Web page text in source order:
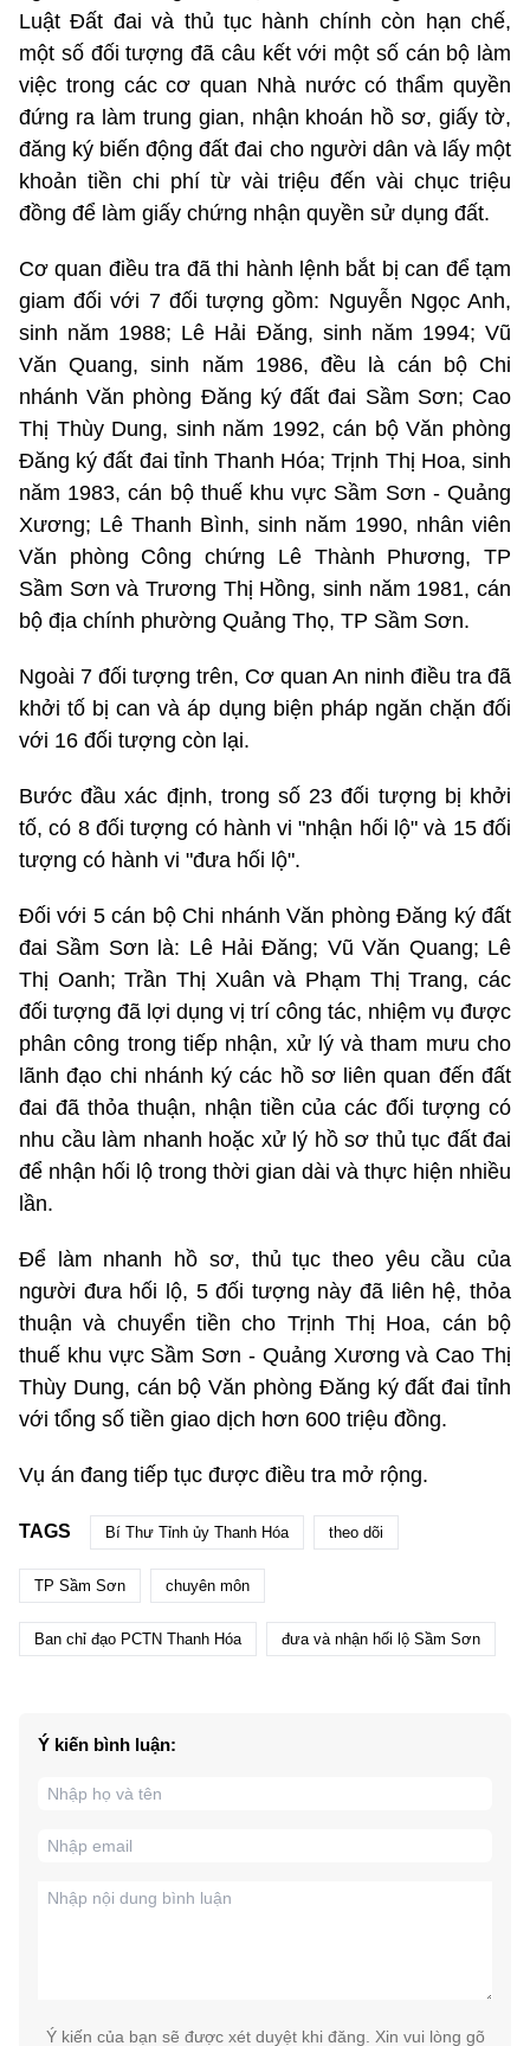
Luật Đất đai và thủ tục hành chính còn hạn chế,
một số đối tượng đã câu kết với một số cán bộ làm
việc trong các cơ quan Nhà nước có thẩm quyền
đứng ra làm trung gian, nhận khoán hồ sơ, giấy tờ,
đăng ký biến động đất đai cho người dân và lấy một
khoản tiền chi phí từ vài triệu đến vài chục triệu
đồng để làm giấy chứng nhận quyền sử dụng đất.
Cơ quan điều tra đã thi hành lệnh bắt bị can để tạm
giam đối với 7 đối tượng gồm: Nguyễn Ngọc Anh,
sinh năm 1988; Lê Hải Đăng, sinh năm 1994; Vũ
Văn Quang, sinh năm 1986, đều là cán bộ Chi
nhánh Văn phòng Đăng ký đất đai Sầm Sơn; Cao
Thị Thùy Dung, sinh năm 1992, cán bộ Văn phòng
Đăng ký đất đai tỉnh Thanh Hóa; Trịnh Thị Hoa, sinh
năm 1983, cán bộ thuế khu vực Sầm Sơn - Quảng
Xương; Lê Thanh Bình, sinh năm 1990, nhân viên
Văn phòng Công chứng Lê Thành Phương, TP
Sầm Sơn và Trương Thị Hồng, sinh năm 1981, cán
bộ địa chính phường Quảng Thọ, TP Sầm Sơn.
Ngoài 7 đối tượng trên, Cơ quan An ninh điều tra đã
khởi tố bị can và áp dụng biện pháp ngăn chặn đối
với 16 đối tượng còn lại.
Bước đầu xác định, trong số 23 đối tượng bị khởi
tố, có 8 đối tượng có hành vi "nhận hối lộ" và 15 đối
tượng có hành vi "đưa hối lộ".
Đối với 5 cán bộ Chi nhánh Văn phòng Đăng ký đất
đai Sầm Sơn là: Lê Hải Đăng; Vũ Văn Quang; Lê
Thị Oanh; Trần Thị Xuân và Phạm Thị Trang, các
đối tượng đã lợi dụng vị trí công tác, nhiệm vụ được
phân công trong tiếp nhận, xử lý và tham mưu cho
lãnh đạo chi nhánh ký các hồ sơ liên quan đến đất
đai đã thỏa thuận, nhận tiền của các đối tượng có
nhu cầu làm nhanh hoặc xử lý hồ sơ thủ tục đất đai
để nhận hối lộ trong thời gian dài và thực hiện nhiều
lần.
Để làm nhanh hồ sơ, thủ tục theo yêu cầu của
người đưa hối lộ, 5 đối tượng này đã liên hệ, thỏa
thuận và chuyển tiền cho Trịnh Thị Hoa, cán bộ
thuế khu vực Sầm Sơn - Quảng Xương và Cao Thị
Thùy Dung, cán bộ Văn phòng Đăng ký đất đai tỉnh
với tổng số tiền giao dịch hơn 600 triệu đồng.
Vụ án đang tiếp tục được điều tra mở rộng.
TAGS Bí Thư Tỉnh ủy Thanh Hóa theo dõi
TP Sầm Sơn chuyên môn
Ban chỉ đạo PCTN Thanh Hóa đưa và nhận hối lộ Sầm Sơn
Ý kiến bình luận:
Ý kiến của bạn sẽ được xét duyệt khi đăng. Xin vui lòng gõ